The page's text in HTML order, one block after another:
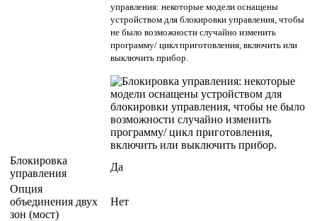
управления: некоторые модели оснащены
устройством для блокировки управления, чтобы
не было возможности случайно изменить
программу/ цикл приготовления, включить или
выключить прибор.
Блокировка
управления
Да
Опция
объединения двух
зон (мост)
Нет